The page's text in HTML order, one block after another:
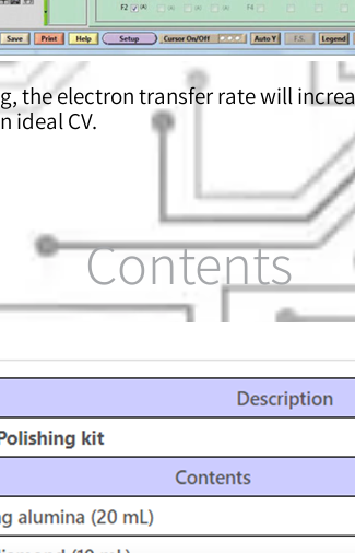
the electron transfer rate will
ideal CV.
Contents